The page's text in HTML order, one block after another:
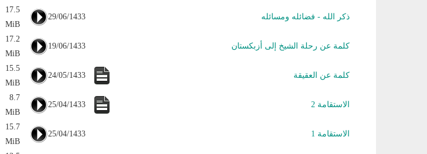
ذكر الله - فضائله ومسائله 29/06/1433
17.5
MiB
كلمة عن رحلة الشيخ إلى أزبكستان 19/06/1433
17.2
MiB
كلمة عن العقيقة 24/05/1433
15.5
MiB
الاستقامة 2 25/04/1433
8.7
MiB
الاستقامة 1 25/04/1433
15.7
MiB